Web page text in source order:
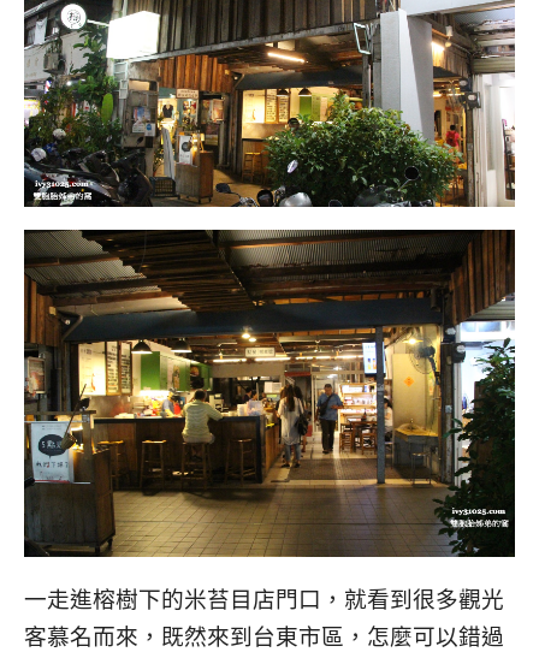
一走進榕樹下的米苔目店門口，就看到很多觀光
客慕名而來，既然來到台東市區，怎麼可以錯過